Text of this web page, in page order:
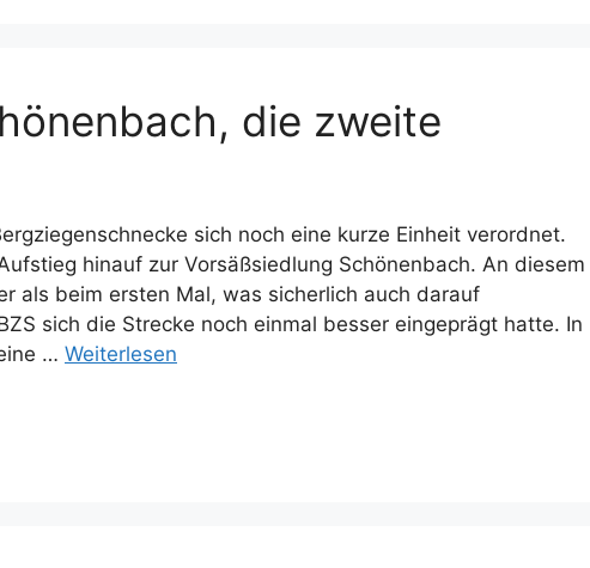
die zweite
sich noch eine kurze Einheit verordnet.
hinauf zur Vorsäßsiedlung Schönenbach. An diesem
als beim ersten Mal, was sicherlich auch darauf
sich die Strecke noch einmal besser eingeprägt hatte. In
… Weiterlesen